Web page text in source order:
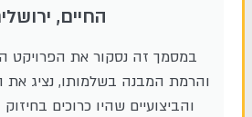
החיים,
במסמך זה נסקור את הפרויקט
והרמת המבנה בשלמותו, נציג את
והביצועיים שהיו כרוכים